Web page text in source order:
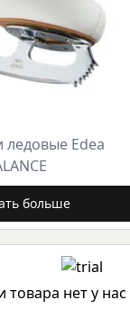
ледовые Edea
больше